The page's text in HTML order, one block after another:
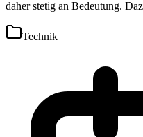
daher stetig an Bedeutung.
Technik